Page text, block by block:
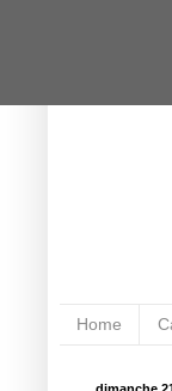
Home